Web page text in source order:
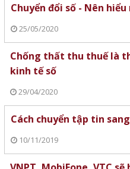
Chuyển đổi số - Nên
25/05/2020
Chống thất thu thuế là
kinh tế số
29/04/2020
Cách chuyển tập tin
10/11/2019